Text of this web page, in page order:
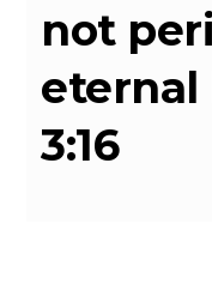
not
eternal
3:16